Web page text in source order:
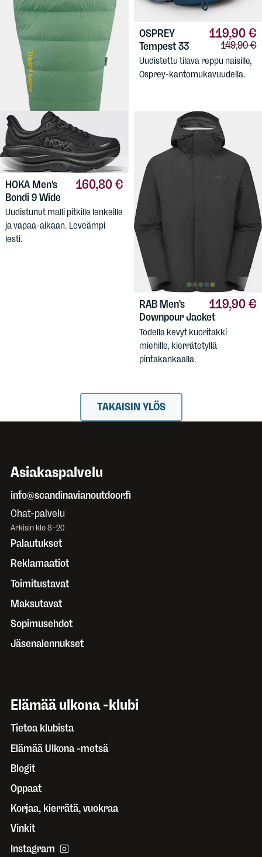
269,90 €
THERMAREST
Corus -6 Quilt Regular
Kolmen vuodenajan
untuvapeitto. -6 ... 0ºC.
119,90 €
149,90 €
OSPREY
Tempest 33
Uudistettu tilava reppu naisille,
Osprey-kantomukavuudella.
160,80 €
HOKAMen's
Bondi 9 Wide
Uudistunut malli pitkille lenkeille
ja vapaa-aikaan. Leveämpi
lesti.
119,90 €
RAB Men's
Downpour Jacket
Todella kevyt kuoritakki
miehille, kierrätetyllä
pintakankaalla.
TAKAISIN YLÖS
Asiakaspalvelu
info@scandinavianoutdoor.fi
Chat-palvelu
Arkisin klo 8–20
Palautukset
Reklamaatiot
Toimitustavat
Maksutavat
Sopimusehdot
Jäsenalennukset
Elämää ulkona -klubi
Tietoa klubista
Elämää Ulkona -metsä
Blogit
Oppaat
Korjaa, kierrätä, vuokraa
Vinkit
Instagram